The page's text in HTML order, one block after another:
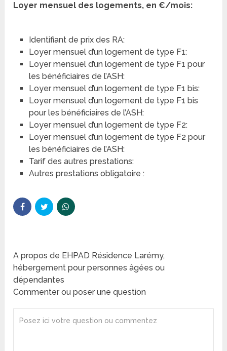
Loyer mensuel des logements, en €/mois:
Identifiant de prix des RA:
Loyer mensuel d’un logement de type F1:
Loyer mensuel d’un logement de type F1 pour
les bénéficiaires de l’ASH:
Loyer mensuel d’un logement de type F1 bis:
Loyer mensuel d’un logement de type F1 bis
pour les bénéficiaires de l’ASH:
Loyer mensuel d’un logement de type F2:
Loyer mensuel d’un logement de type F2 pour
les bénéficiaires de l’ASH:
Tarif des autres prestations:
Autres prestations obligatoire :
A propos de EHPAD Résidence Larémy,
hébergement pour personnes âgées ou
dépendantes
Commenter ou poser une question